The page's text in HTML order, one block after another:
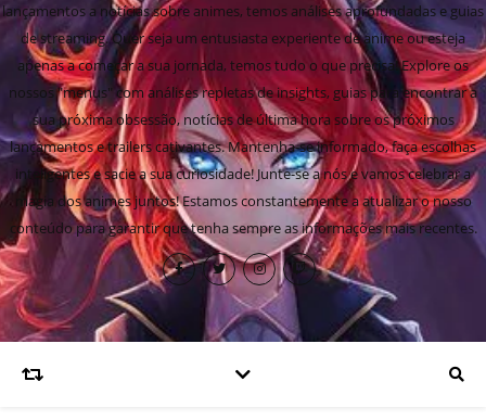
lançamentos a notícias sobre animes, temos análises aprofundadas e guias
de streaming. Quer seja um entusiasta experiente de anime ou esteja
apenas a começar a sua jornada, temos tudo o que precisa! Explore os
nossos "menus" com análises repletas de insights, guias para encontrar a
sua próxima obsessão, notícias de última hora sobre os próximos
lançamentos e trailers cativantes. Mantenha-se informado, faça escolhas
inteligentes e sacie a sua curiosidade! Junte-se a nós e vamos celebrar a
magia dos animes juntos! Estamos constantemente a atualizar o nosso
conteúdo para garantir que tenha sempre as informações mais recentes.